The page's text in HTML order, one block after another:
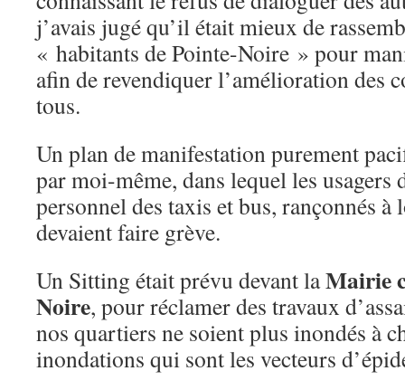
j’avais jugé qu’il était mieux de
« habitants de Pointe-Noire » pour
afin de revendiquer l’amélioration des
tous.
Un plan de manifestation purement
par moi-même, dans lequel les usagers
personnel des taxis et bus, rançonnés
devaient faire grève.
Un Sitting était prévu devant laMairie
Noire, pour réclamer des travaux
nos quartiers ne soient plus inondés à
inondations qui sont les vecteurs